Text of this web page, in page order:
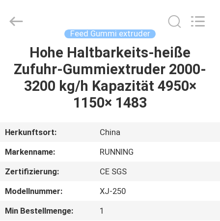
HAUS
PRODUKTE
UNS
AUSFLUG
QUALITÄTSKONTROLLE
CO.,LTD.
Feed Gummi extruder
Hohe Haltbarkeits-heiße
Zufuhr-Gummiextruder 2000-
3200 kg/h Kapazität 4950×
1150× 1483
Herkunftsort:
China
Markenname:
RUNNING
Zertifizierung:
CE SGS
Modellnummer:
XJ-250
Min Bestellmenge:
1